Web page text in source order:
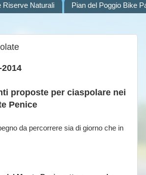
Riserve Naturali Pian del Poggio Bike
proposte per ciaspolare nei
Penice
da percorrere sia di giorno che in